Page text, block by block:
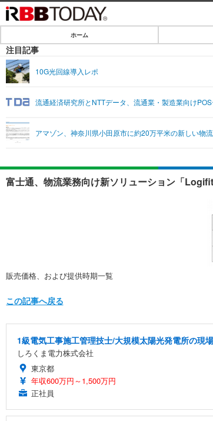
IT・デジタル
ショッピ
エンタメ
音楽
ショッピ
ライフ
ライフ
ペット
リリース一覧
ホーム
注目記事
10G光回線導入レポ
流通経済研究所とNTTデータ、流通業・製造業向け
アマゾン、神奈川県小田原市に約20万平米の新しい
富士通、物流業務向け新ソリューション「
販売価格、および提供時期一覧
この記事へ戻る
1級電気工事施工管理技士/大規模太陽光発電所の現
しろくま電力株式会社
東京都
年収600万円～1,500万円
正社員